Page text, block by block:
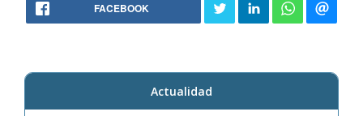
FACEBOOK
Actualidad